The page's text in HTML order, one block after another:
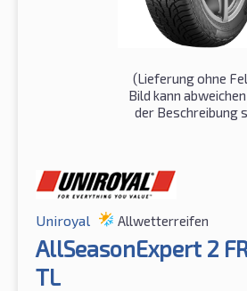
(Lieferung ohne
Bild kann
der Beschreibung
Uniroyal Allwetterreifen
AllSeasonExpert 2
TL